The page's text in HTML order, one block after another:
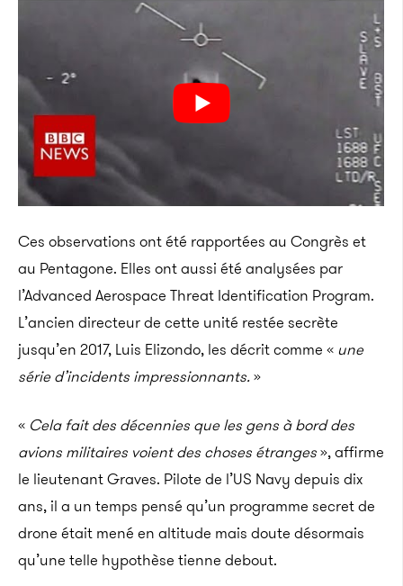
Ces observations ont été rapportées au Congrès et
au Pentagone. Elles ont aussi été analysées par
l’Advanced Aerospace Threat Identification Program.
L’ancien directeur de cette unité restée secrète
jusqu’en 2017, Luis Elizondo, les décrit comme « une
série d’incidents impressionnants.»
« Cela fait des décennies que les gens à bord des
avions militaires voient des choses étranges», affirme
le lieutenant Graves. Pilote de l’US Navy depuis dix
ans, il a un temps pensé qu’un programme secret de
drone était mené en altitude mais doute désormais
qu’une telle hypothèse tienne debout.